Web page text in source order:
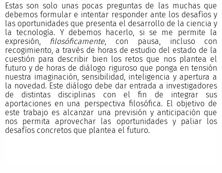
Estas son solo unas pocas preguntas de las muchas que
debemos formular e intentar responder ante los desafíos y
las oportunidades que presenta el desarrollo de la ciencia y
la tecnología. Y debemos hacerlo, si se me permite la
expresión, filosóficamente , con pausa, incluso con
recogimiento, a través de horas de estudio del estado de la
cuestión para describir bien los retos que nos plantea el
futuro y de horas de diálogo riguroso que ponga en tensión
nuestra imaginación, sensibilidad, inteligencia y apertura a
la novedad. Este diálogo debe dar entrada a investigadores
de distintas disciplinas con el fin de integrar sus
aportaciones en una perspectiva filosófica. El objetivo de
este trabajo es alcanzar una previsión y anticipación que
nos permita aprovechar las oportunidades y paliar los
desafíos concretos que plantea el futuro.